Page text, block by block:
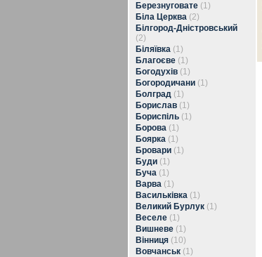
Березнуговате (1)
Біла Церква (2)
Білгород-Дністровський
(2)
Біляївка (1)
Благоєве (1)
Богодухів (1)
Богородичани (1)
Болград (1)
Борислав (1)
Бориспіль (1)
Борова (1)
Боярка (1)
Бровари (1)
Буди (1)
Буча (1)
Варва (1)
Васильківка (1)
Великий Бурлук (1)
Веселе (1)
Вишневе (1)
Вінниця (10)
Вовчанськ (1)